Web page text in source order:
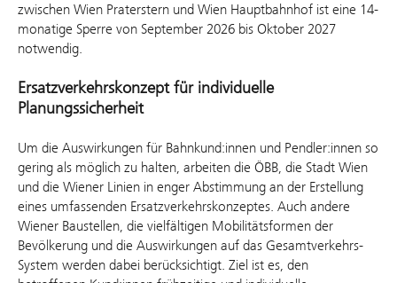
zwischen Wien Praterstern und Wien Hauptbahnhof ist eine 14-
monatige Sperre von September 2026 bis Oktober 2027
notwendig.
Ersatzverkehrskonzept für individuelle
Planungssicherheit
Um die Auswirkungen für Bahnkund:innen und Pendler:innen so
gering als möglich zu halten, arbeiten die ÖBB, die Stadt Wien
und die Wiener Linien in enger Abstimmung an der Erstellung
eines umfassenden Ersatzverkehrskonzeptes. Auch andere
Wiener Baustellen, die vielfältigen Mobilitätsformen der
Bevölkerung und die Auswirkungen auf das Gesamtverkehrs-
System werden dabei berücksichtigt. Ziel ist es, den